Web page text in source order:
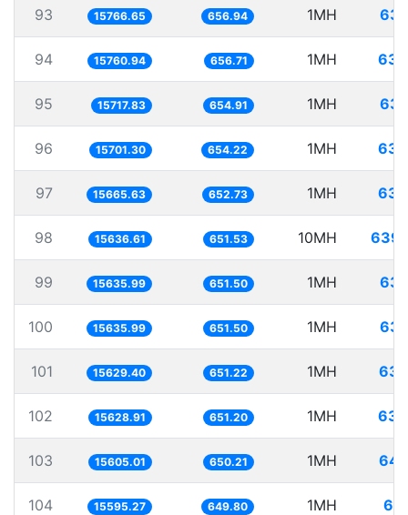
93 15766.65 656.94 1MH
94 15760.94 656.71 1MH
95 15717.83 654.91 1MH
96 15701.30 654.22 1MH
97 15665.63 652.73 1MH
98 15636.61 651.53 10MH
99 15635.99 651.50 1MH
100 15635.99 651.50 1MH
101 15629.40 651.22 1MH
102 15628.91 651.20 1MH
103 15605.01 650.21 1MH
104 15595.27 649.80 1MH